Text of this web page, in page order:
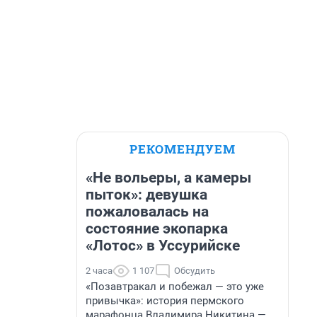
РЕКОМЕНДУЕМ
«Не вольеры, а камеры
пыток»: девушка
пожаловалась на
состояние экопарка
«Лотос» в Уссурийске
2 часа 1 107 Обсудить
«Позавтракал и побежал — это уже
привычка»: история пермского